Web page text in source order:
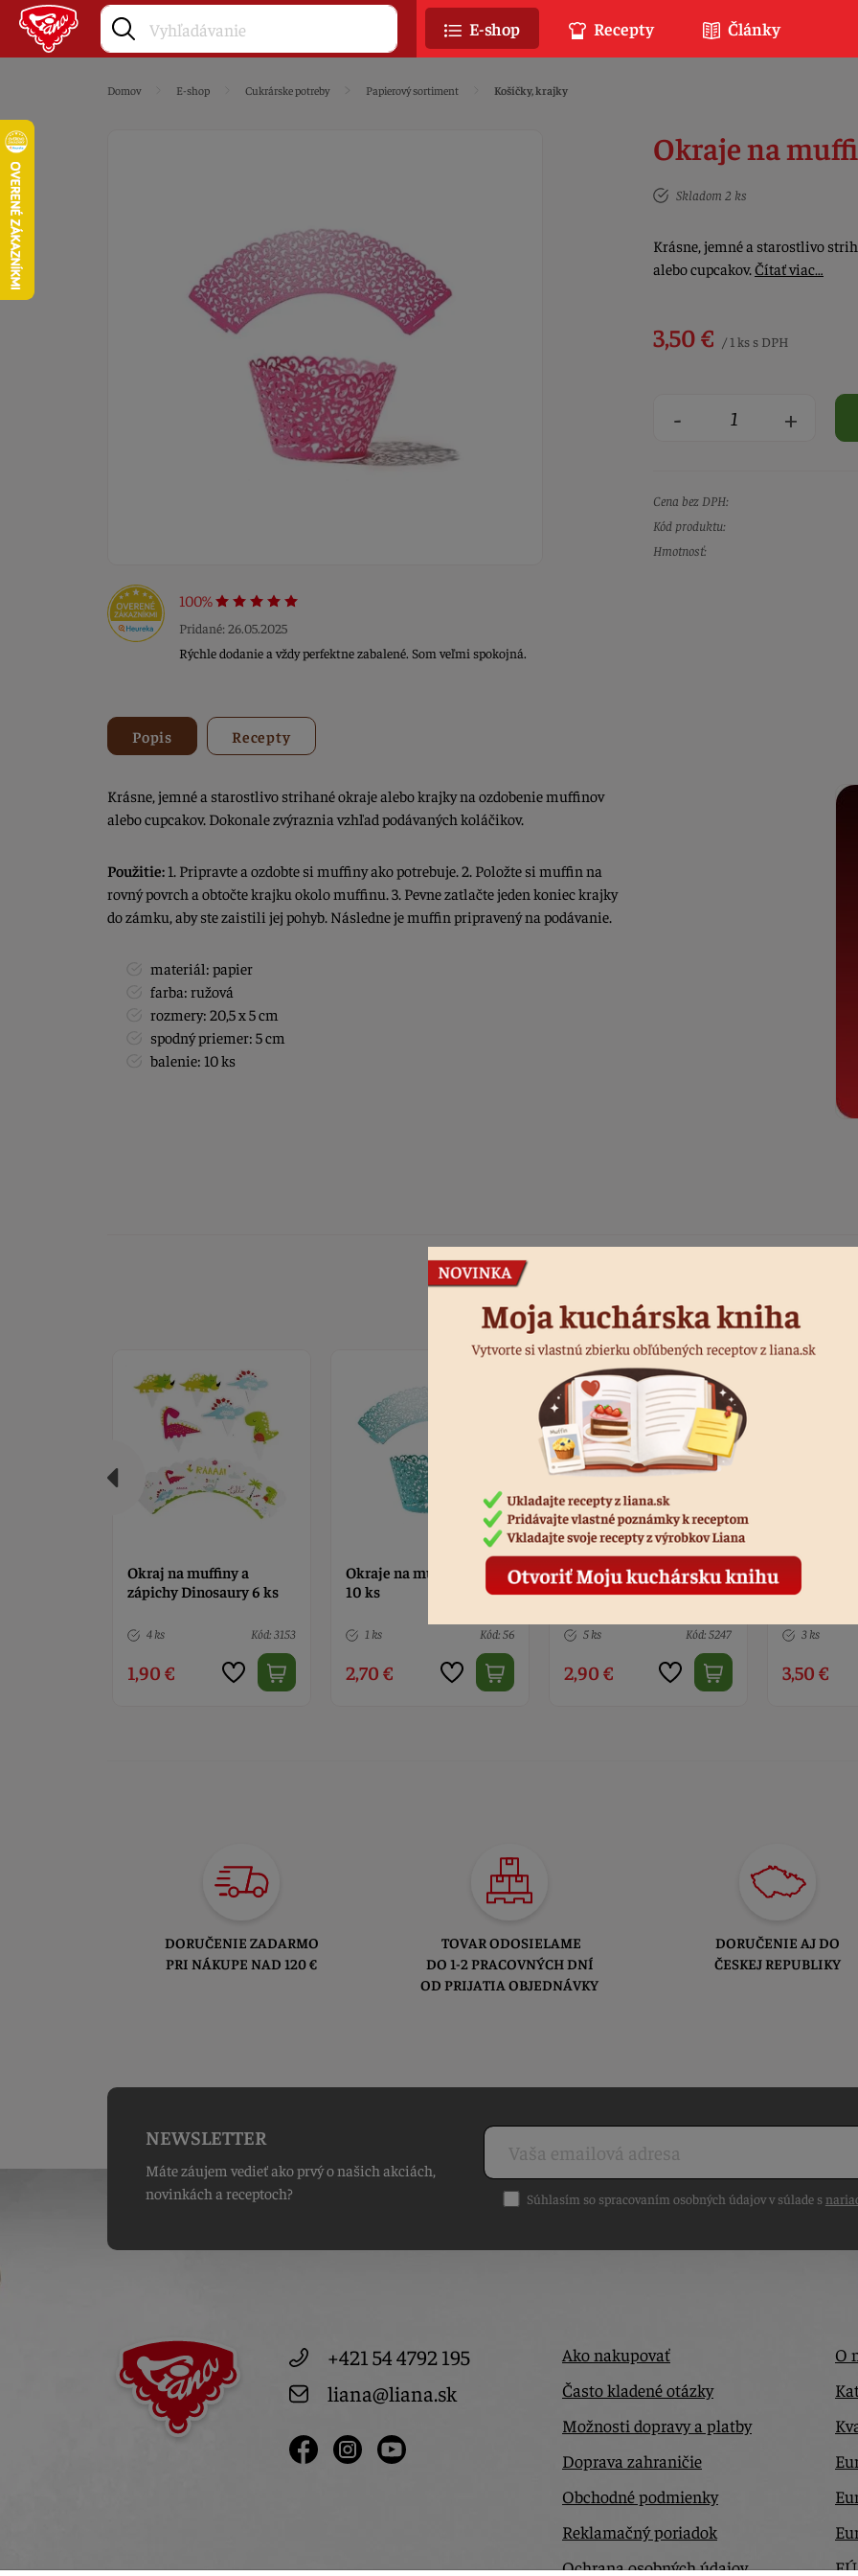
Domov E-shop Cukrárske potreby Papierový sortiment Košíčky, krajky
100%
Pridané: 26.05.2025
Rýchle dodanie a vždy perfektne zabalené. Som veľmi spokojná.
Okraje na
Skladom 2 ks
Krásne, jemné a starostlivo
alebo cupcakov.Čítať viac…
3,50 € / 1 ks s DPH
- +
Cena bez DPH:
Kód produktu:
Hmotnosť:
Popis Recepty
Krásne, jemné a starostlivo strihané okraje alebo krajky na ozdobenie muffinov
alebo cupcakov. Dokonale zvýraznia vzhľad podávaných koláčikov.
Použitie:1. Pripravte a ozdobte si muffiny ako potrebuje. 2. Položte si muffin na
rovný povrch a obtočte krajku okolo muffinu. 3. Pevne zatlačte jeden koniec krajky
do zámku, aby ste zaistili jej pohyb. Následne je muffin pripravený na podávanie.
materiál: papier
farba: ružová
rozmery: 20,5 x 5 cm
spodný priemer: 5 cm
balenie: 10 ks
Okraje na muffiny modrý
10 ks
1 ks Kód: 56
2,70 €
Krabička na 12 muffinov
číslo 5
5 ks Kód: 5247
2,90 €
Okraje muffinov holubica
a listy 6 ks
3 ks Kód: 3018
3,50 €
Krabička
na 24 ks - 2
2 ks
6,60 €
DORUČENIE ZADARMO
PRI NÁKUPE NAD 120 €
TOVAR ODOSIELAME
DO 1-2 PRACOVNÝCH DNÍ
OD PRIJATIA OBJEDNÁVKY
DORUČENIE AJ DO
ČESKEJ REPUBLIKY
NEWSLETTER
Máte záujem vedieť ako prvý o našich akciách,
novinkách a receptoch?
Súhlasím so spracovaním osobných údajov v súlade s
+421 54 4792 195
liana@liana.sk
Ako nakupovať
Často kladené otázky
Možnosti dopravy a platby
Doprava zahraničie
Obchodné podmienky
Reklamačný poriadok
Ochrana osobných údajov
O
E-shop Recepty Články